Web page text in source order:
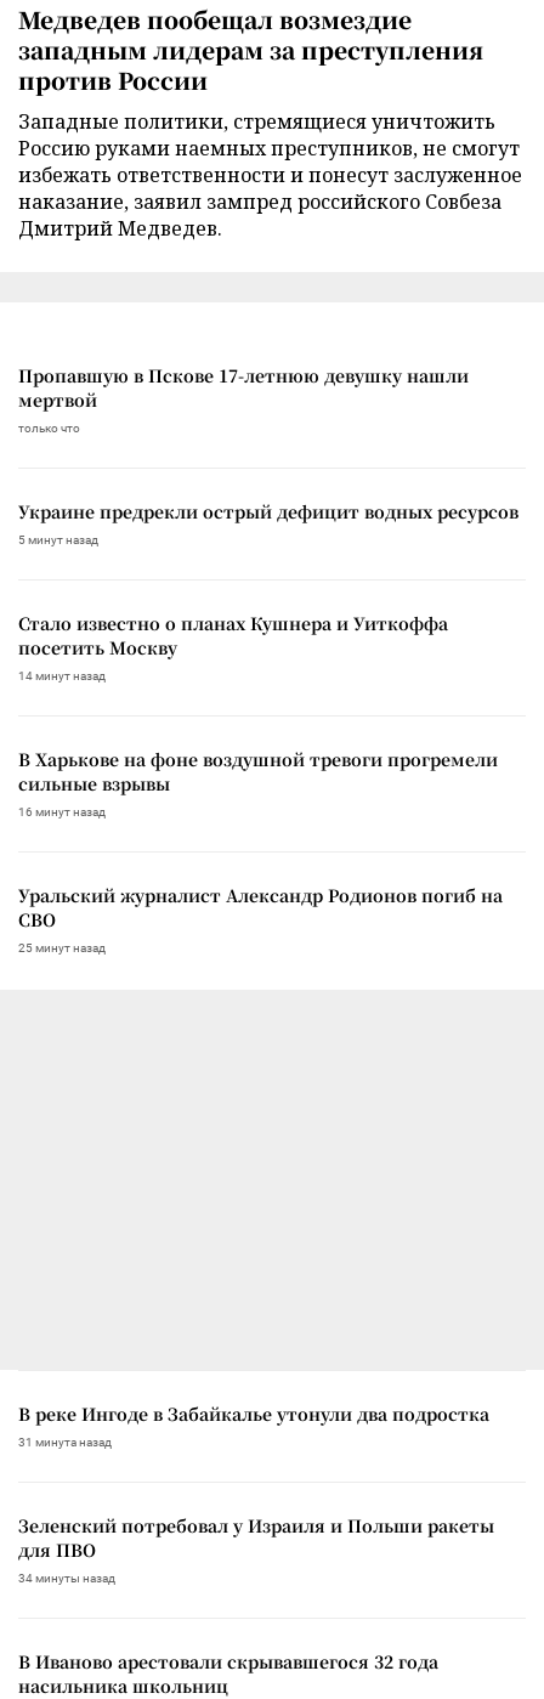
Медведев пообещал возмездие
западным лидерам за преступления
против России
Западные политики, стремящиеся уничтожить
Россию руками наемных преступников, не смогут
избежать ответственности и понесут заслуженное
наказание, заявил зампред российского Совбеза
Дмитрий Медведев.
Пропавшую в Пскове 17-летнюю девушку нашли
мертвой
только что
Украине предрекли острый дефицит водных ресурсов
5 минут назад
Стало известно о планах Кушнера и Уиткоффа
посетить Москву
14 минут назад
В Харькове на фоне воздушной тревоги прогремели
сильные взрывы
16 минут назад
Уральский журналист Александр Родионов погиб на
СВО
25 минут назад
В реке Ингоде в Забайкалье утонули два подростка
31 минута назад
Зеленский потребовал у Израиля и Польши ракеты
для ПВО
34 минуты назад
В Иваново арестовали скрывавшегося 32 года
насильника школьниц